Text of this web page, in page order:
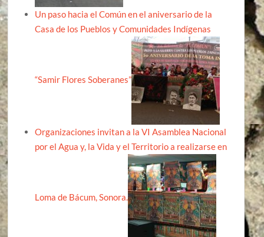
Un paso hacia el Común en el aniversario de la
Casa de los Pueblos y Comunidades Indígenas
“Samir Flores Soberanes”
Organizaciones invitan a la VI Asamblea Nacional
por el Agua y, la Vida y el Territorio a realizarse en
Loma de Bácum, Sonora.